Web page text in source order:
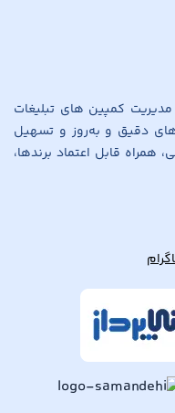
کمپین های تبلیغات
دقیق و به‌روز و تسهیل
قابل اعتماد برندها،